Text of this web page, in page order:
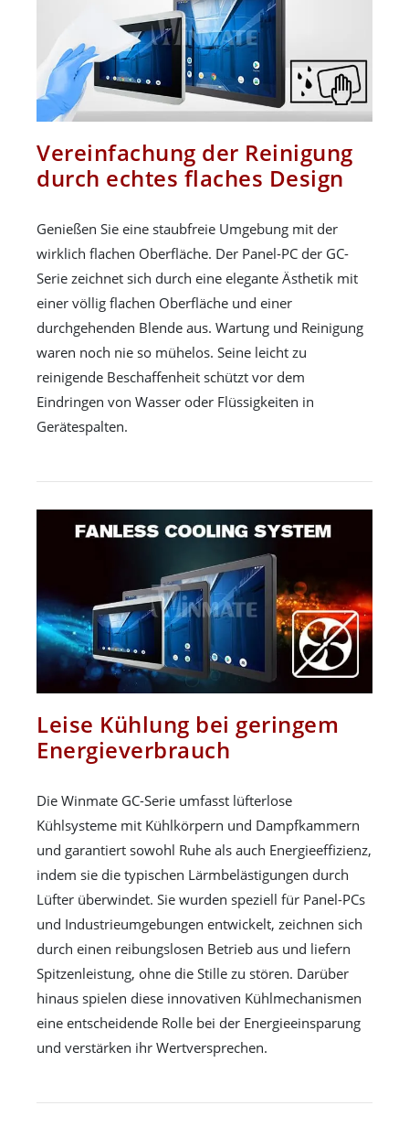
Vereinfachung der Reinigung
durch echtes flaches Design
Genießen Sie eine staubfreie Umgebung mit der
wirklich flachen Oberfläche. Der Panel-PC der GC-
Serie zeichnet sich durch eine elegante Ästhetik mit
einer völlig flachen Oberfläche und einer
durchgehenden Blende aus. Wartung und Reinigung
waren noch nie so mühelos. Seine leicht zu
reinigende Beschaffenheit schützt vor dem
Eindringen von Wasser oder Flüssigkeiten in
Gerätespalten.
Leise Kühlung bei geringem
Energieverbrauch
Die Winmate GC-Serie umfasst lüfterlose
Kühlsysteme mit Kühlkörpern und Dampfkammern
und garantiert sowohl Ruhe als auch Energieeffizienz,
indem sie die typischen Lärmbelästigungen durch
Lüfter überwindet. Sie wurden speziell für Panel-PCs
und Industrieumgebungen entwickelt, zeichnen sich
durch einen reibungslosen Betrieb aus und liefern
Spitzenleistung, ohne die Stille zu stören. Darüber
hinaus spielen diese innovativen Kühlmechanismen
eine entscheidende Rolle bei der Energieeinsparung
und verstärken ihr Wertversprechen.